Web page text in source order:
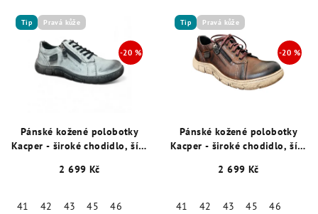
Tip Pravá kůže
Pánské kožené polobotky
Kacper - široké chodidlo, šíře
2 699 Kč
41 42 43 45
46
Tip Pravá kůže
Pánské kožené polobotky
Kacper - široké chodidlo, šíře
2 699 Kč
41 42 43 45
46